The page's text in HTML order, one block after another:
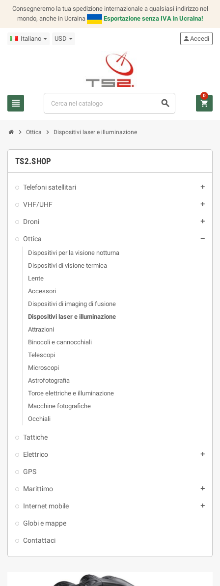
Consegneremo la tua spedizione internazionale a qualsiasi indirizzo nel
mondo, anche in Ucraina
Esportazione senza IVA in Ucraina!
Italiano USD
view_headline search
personAccedi
shopping_cart
0
chevron_right Ottica chevron_right Dispositivi laser e illuminazione
TS2.SHOP
Telefoni satellitari add
VHF/UHF add
Droni add
Ottica remove
Dispositivi per la visione notturna
Dispositivi di visione termica
Lente
Accessori
Dispositivi di imaging di fusione
Dispositivi laser e illuminazione
Attrazioni
Binocoli e cannocchiali
Telescopi
Microscopi
Astrofotografia
Torce elettriche e illuminazione
Macchine fotografiche
Occhiali
Tattiche
Elettrico add
GPS
Marittimo add
Internet mobile add
Globi e mappe
Contattaci